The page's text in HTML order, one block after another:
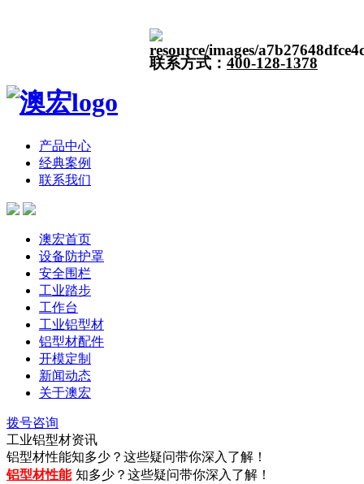
联系方式： 400-128-1378
产品中心
经典案例
联系我们
澳宏首页
设备防护罩
安全围栏
工业踏步
工作台
工业铝型材
铝型材配件
开模定制
新闻动态
关于澳宏
拨号咨询
工业铝型材资讯
铝型材性能知多少？这些疑问带你深入了解！
铝型材性能 知多少？这些疑问带你深入了解！